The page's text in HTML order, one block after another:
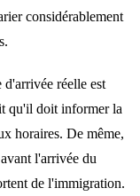
considérablement
réelle est
qu'il doit informer la
horaires. De même,
l'arrivée du
de l'immigration.